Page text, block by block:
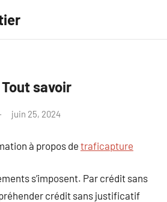
savoir
juin 25, 2024
à propos de traficapture
s’imposent. Par crédit sans
crédit sans justificatif